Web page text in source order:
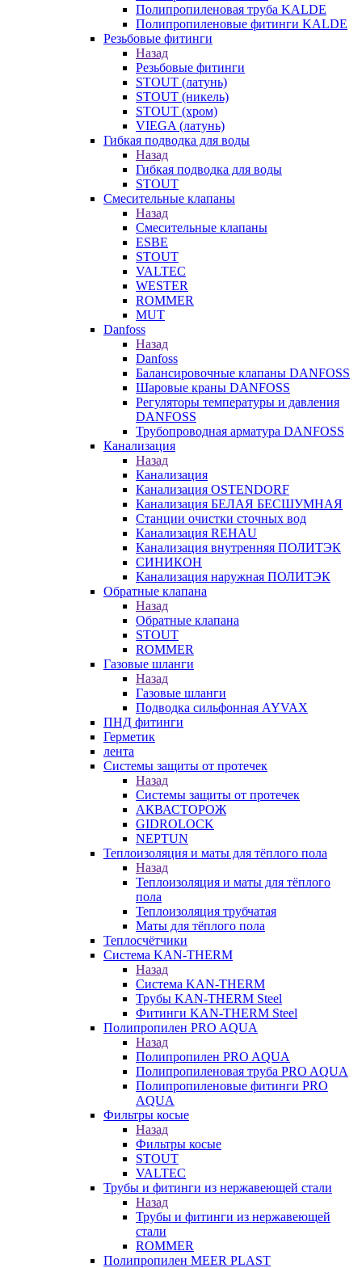
Полипропиленовая труба KALDE
Полипропиленовые фитинги KALDE
Резьбовые фитинги
Назад
Резьбовые фитинги
STOUT (латунь)
STOUT (никель)
STOUT (хром)
VIEGA (латунь)
Гибкая подводка для воды
Назад
Гибкая подводка для воды
STOUT
Смесительные клапаны
Назад
Смесительные клапаны
ESBE
STOUT
VALTEC
WESTER
ROMMER
MUT
Danfoss
Назад
Danfoss
Балансировочные клапаны DANFOSS
Шаровые краны DANFOSS
Регуляторы температуры и давления
DANFOSS
Трубопроводная арматура DANFOSS
Канализация
Назад
Канализация
Канализация OSTENDORF
Канализация БЕЛАЯ БЕСШУМНАЯ
Станции очистки сточных вод
Канализация REHAU
Канализация внутренняя ПОЛИТЭК
СИНИКОН
Канализация наружная ПОЛИТЭК
Обратные клапана
Назад
Обратные клапана
STOUT
ROMMER
Газовые шланги
Назад
Газовые шланги
Подводка сильфонная AYVAX
ПНД фитинги
Герметик
лента
Системы защиты от протечек
Назад
Системы защиты от протечек
АКВАСТОРОЖ
GIDROLOCK
NEPTUN
Теплоизоляция и маты для тёплого пола
Назад
Теплоизоляция и маты для тёплого
пола
Теплоизоляция трубчатая
Маты для тёплого пола
Теплосчётчики
Система KAN-THERM
Назад
Система KAN-THERM
Трубы KAN-THERM Steel
Фитинги KAN-THERM Steel
Полипропилен PRO AQUA
Назад
Полипропилен PRO AQUA
Полипропиленовая труба PRO AQUA
Полипропиленовые фитинги PRO
AQUA
Фильтры косые
Назад
Фильтры косые
STOUT
VALTEC
Трубы и фитинги из нержавеющей стали
Назад
Трубы и фитинги из нержавеющей
стали
ROMMER
Полипропилен MEER PLAST